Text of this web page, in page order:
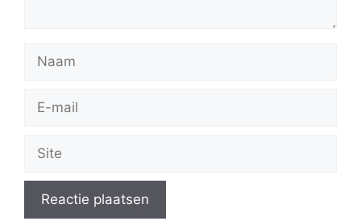
Naam
Site